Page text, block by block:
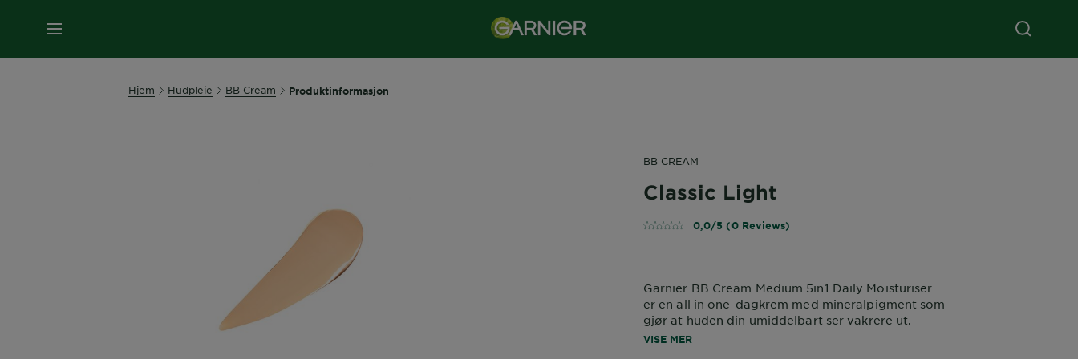
MENY
Hjem Hudpleie BB Cream Produktinformasjon
BB CREAM
Classic Light
0,0/5 (0 Reviews)
Garnier BB Cream Medium 5in1 Daily Moisturiser
er en all in one-dagkrem med mineralpigment som
gjør at huden din umiddelbart ser vakrere ut.
Huden beskyttes og fuktes og hudtonen virker
VISE MER